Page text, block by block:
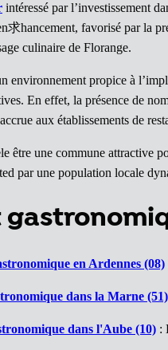
intéressé par l’investissement
求hancement, favorisé par la
culinaire de Florange.
environnement propice à
En effet, la présence de
aux établissements de
être une commune attractive
par une population locale
en Ardennes (08)
dans la Marne (51)
dans l'Aube (10) :